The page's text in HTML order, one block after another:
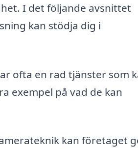
I det följande avsnittet
kan stödja dig i
ofta en rad tjänster som
exempel på vad de kan
kan företaget